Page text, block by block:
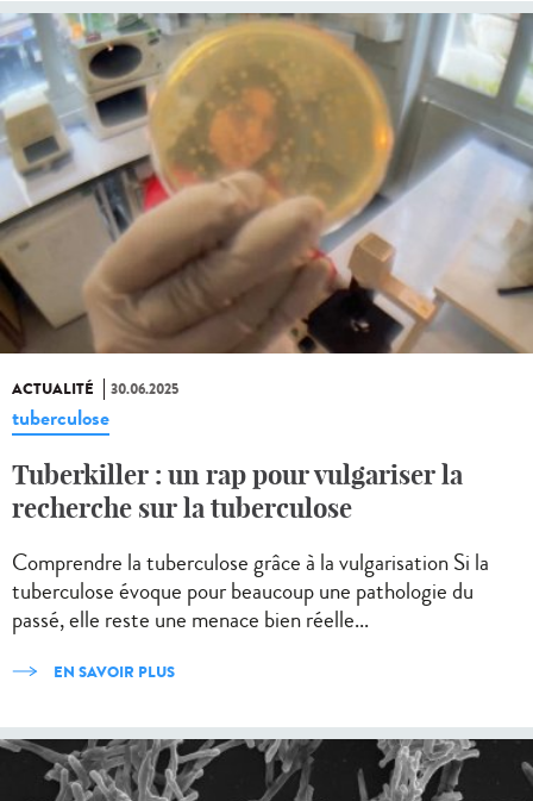
ACTUALITÉ 30.06.2025
tuberculose
Tuberkiller : un rap pour vulgariser la
recherche sur la tuberculose
Comprendre la tuberculose grâce à la vulgarisation Si la
tuberculose évoque pour beaucoup une pathologie du
passé, elle reste une menace bien réelle...
EN SAVOIR PLUS